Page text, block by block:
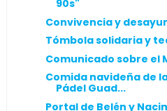
90s"
Convivencia y
Tómbola solidaria y
Comunicado sobre el
Comida navideña de
Pádel Guad...
Portal de Belén y